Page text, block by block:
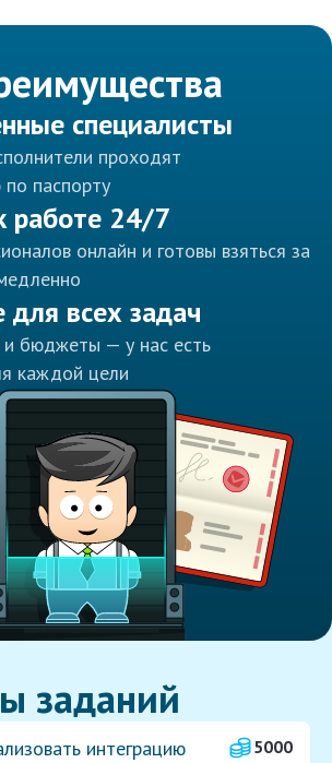
специалисты
проходят
паспорту
работе 24/7
онлайн и готовы взяться за
для всех задач
бюджеты — у нас есть
каждой цели
заданий
интеграцию
5000